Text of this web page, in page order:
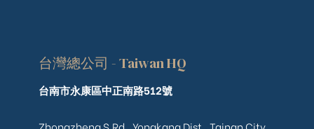
台灣總公司 - Taiwan HQ
台南市永康區中正南路512號